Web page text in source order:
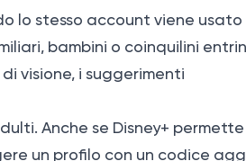
lo stesso account viene
bambini o coinquilini
visione, i suggerimenti
Anche se Disney+
un profilo con un codice